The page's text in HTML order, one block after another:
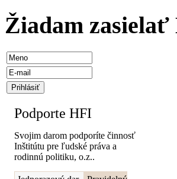
Žiadam